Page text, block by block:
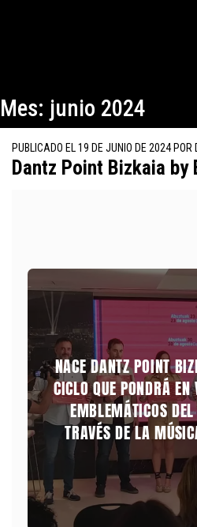
Mes: junio 2024
PUBLICADO EL 19 DE JUNIO DE 2024POR
Dantz Point Bizkaia by
NACE DANTZ POINT
CICLO QUE PONDRÁ
EMBLEMÁTICOS
TRAVÉS DE LA